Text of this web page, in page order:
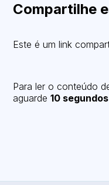
Compartilhe
Este é um link
Para ler o conteúdo
aguarde10 segundos